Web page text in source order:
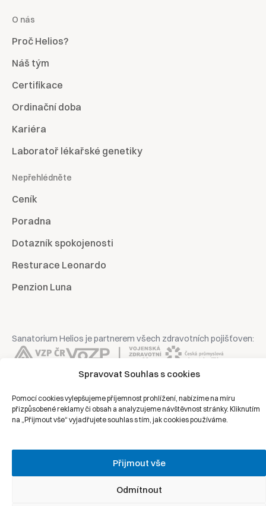
Spravovat Souhlas s cookies
Pomocí cookies vylepšujeme příjemnost prohlížení, nabízíme na míru
přizpůsobené reklamy či obsah a analyzujeme návštěvnost stránky. Kliknutím
na „Přijmout vše“ vyjadřujete souhlas s tím, jak cookies používáme.
Přijmout vše
Odmítnout
O nás
Proč Helios?
Náš tým
Certifikace
Ordinační doba
Kariéra
Laboratoř lékařské genetiky
Nepřehlédněte
Ceník
Poradna
Dotazník spokojenosti
Resturace Leonardo
Penzion Luna
Sanatorium Helios je partnerem všech zdravotních pojišťoven:
Copyright © 2026 | Všechna práva vyhrazena | Sanatorium Helios
Zásady cookies